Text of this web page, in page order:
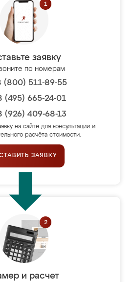
заявку
по номерам
(800) 511-89-55
(495) 665-24-01
(926) 409-68-13
на сайте для консультации и
расчёта стоимости.
ЗАЯВКУ
и расчет